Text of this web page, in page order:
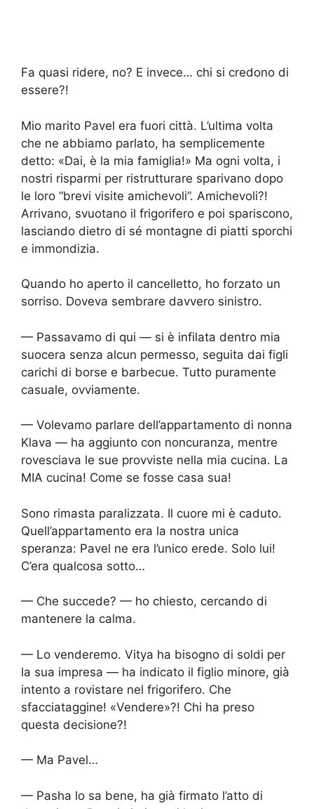
Fa quasi ridere, no? E invece… chi si credono di
essere?!
Mio marito Pavel era fuori città. L’ultima volta
che ne abbiamo parlato, ha semplicemente
detto: «Dai, è la mia famiglia!» Ma ogni volta, i
nostri risparmi per ristrutturare sparivano dopo
le loro “brevi visite amichevoli”. Amichevoli?!
Arrivano, svuotano il frigorifero e poi spariscono,
lasciando dietro di sé montagne di piatti sporchi
e immondizia.
Quando ho aperto il cancelletto, ho forzato un
sorriso. Doveva sembrare davvero sinistro.
— Passavamo di qui — si è infilata dentro mia
suocera senza alcun permesso, seguita dai figli
carichi di borse e barbecue. Tutto puramente
casuale, ovviamente.
— Volevamo parlare dell’appartamento di nonna
Klava — ha aggiunto con noncuranza, mentre
rovesciava le sue provviste nella mia cucina. La
MIA cucina! Come se fosse casa sua!
Sono rimasta paralizzata. Il cuore mi è caduto.
Quell’appartamento era la nostra unica
speranza: Pavel ne era l’unico erede. Solo lui!
C’era qualcosa sotto…
— Che succede? — ho chiesto, cercando di
mantenere la calma.
— Lo venderemo. Vitya ha bisogno di soldi per
la sua impresa — ha indicato il figlio minore, già
intento a rovistare nel frigorifero. Che
sfacciataggine! «Vendere»?! Chi ha preso
questa decisione?!
— Ma Pavel…
— Pasha lo sa bene, ha già firmato l’atto di